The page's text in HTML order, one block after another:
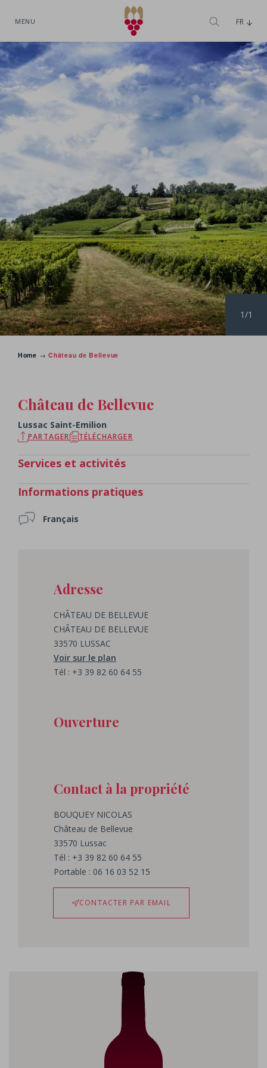
MENU FR
Home →Château de Bellevue
1/1
Château de Bellevue
Lussac Saint-Emilion
PARTAGER TÉLÉCHARGER
Services et activités
Informations pratiques
Français
Adresse
CHÂTEAU DE BELLEVUE
CHÂTEAU DE BELLEVUE
33570 LUSSAC
Voir sur le plan
Tél : +3 39 82 60 64 55
Ouverture
Contact à la propriété
BOUQUEY NICOLAS
Château de Bellevue
33570 Lussac
Tél : +3 39 82 60 64 55
Portable : 06 16 03 52 15
CONTACTER PAR EMAIL